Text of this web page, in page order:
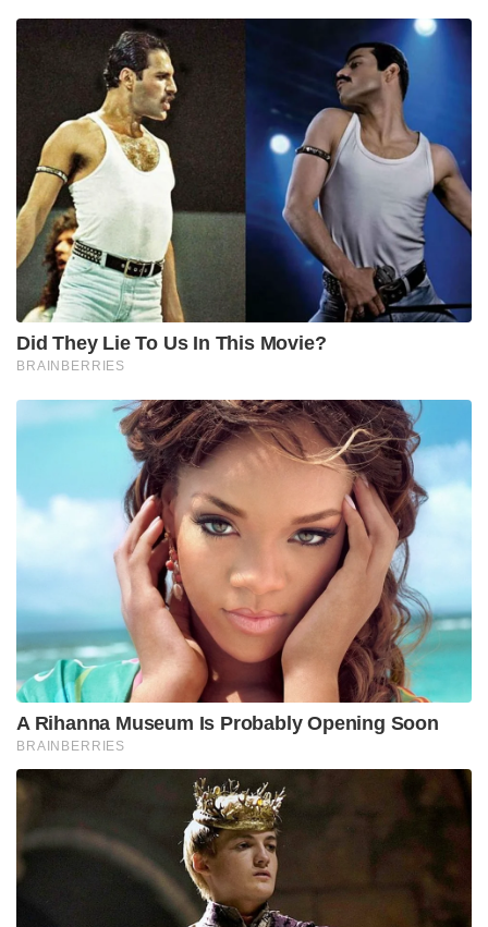
Did They Lie To Us In This Movie?
BRAINBERRIES
A Rihanna Museum Is Probably Opening Soon
BRAINBERRIES